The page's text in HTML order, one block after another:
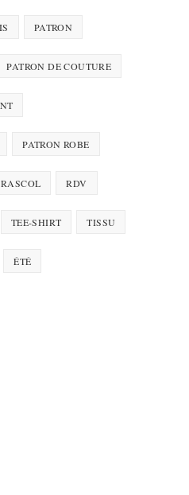
PATRON
PATRON DE COUTURE
PATRON ROBE
RASCOL RDV
TEE-SHIRT TISSU
ÉTÉ